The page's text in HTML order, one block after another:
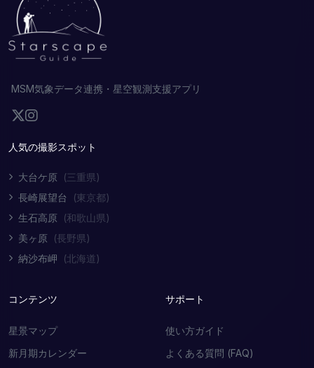
MSM気象データ連携・星空観測支援アプリ
人気の撮影スポット
大台ケ原 (三重県)
長崎展望台
(東京都)
生石高原 (和歌山県)
美ヶ原 (長野県)
納沙布岬
(北海道)
コンテンツ
星景マップ
新月期カレンダー
サポート
使い方ガイド
よくある質問 (FAQ)